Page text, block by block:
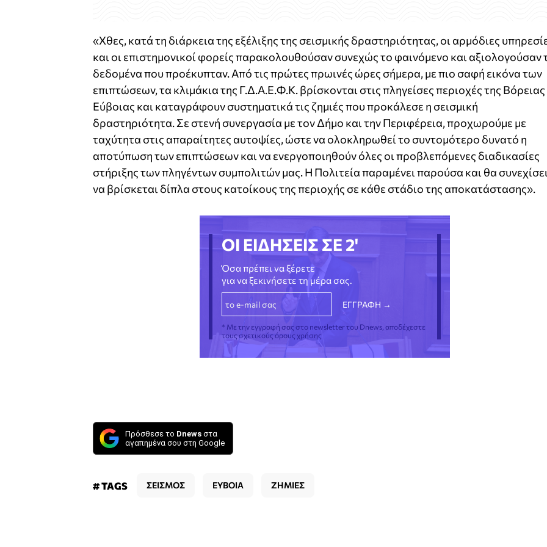
«Χθες, κατά τη διάρκεια της εξέλιξης της σεισμικής δραστηριότητας, οι αρμόδιες
και οι επιστημονικοί φορείς παρακολουθούσαν συνεχώς το φαινόμενο και αξιολογούσαν
δεδομένα που προέκυπταν. Από τις πρώτες πρωινές ώρες σήμερα, με πιο σαφή εικόνα των
επιπτώσεων, τα κλιμάκια της Γ.Δ.Α.Ε.Φ.Κ. βρίσκονται στις πληγείσες περιοχές της Βόρειας
Εύβοιας και καταγράφουν συστηματικά τις ζημιές που προκάλεσε η σεισμική
δραστηριότητα. Σε στενή συνεργασία με τον Δήμο και την Περιφέρεια, προχωρούμε με
ταχύτητα στις απαραίτητες αυτοψίες, ώστε να ολοκληρωθεί το συντομότερο δυνατό η
αποτύπωση των επιπτώσεων και να ενεργοποιηθούν όλες οι προβλεπόμενες διαδικασίες
στήριξης των πληγέντων συμπολιτών μας. Η Πολιτεία παραμένει παρούσα και θα συνεχίσει
να βρίσκεται δίπλα στους κατοίκους της περιοχής σε κάθε στάδιο της αποκατάστασης».
ΟΙ ΕΙΔΗΣΕΙΣ ΣΕ 2'
Όσα πρέπει να ξέρετε
για να ξεκινήσετε τη μέρα σας.
* Με την εγγραφή σας στο newsletter του Dnews, αποδέχεστε
τους σχετικούς όρους χρήσης
Πρόσθεσε το Dnews στα
αγαπημένα σου στη Google
# TAGS ΣΕΙΣΜΟΣ ΕΥΒΟΙΑ ΖΗΜΙΕΣ